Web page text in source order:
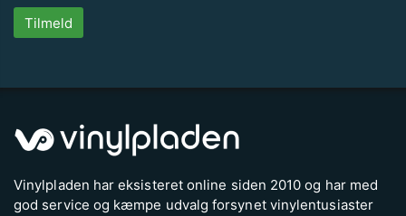
Tilmeld
Vinylpladen har eksisteret online siden 2010 og har med
god service og kæmpe udvalg forsynet vinylentusiaster